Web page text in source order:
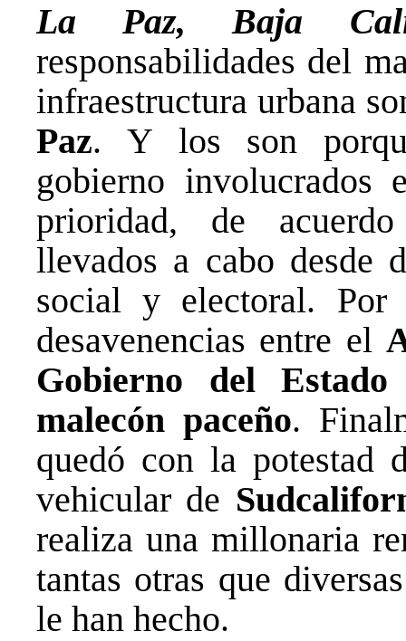
La Paz, Baja
responsabilidades del
infraestructura urbana
Paz. Y los son
gobierno involucrados
prioridad, de
llevados a cabo desde
social y electoral. Por
desavenencias entre el
Gobierno del Estado
malecón paceño.
quedó con la potestad
vehicular de
realiza una millonaria
tantas otras que
le han hecho.